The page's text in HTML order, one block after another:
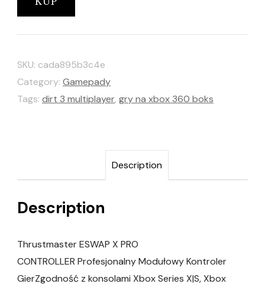
SKU: cada895b3c4e
Category: Gamepady
Tags: dirt 3 multiplayer, gry na xbox 360 boks
Description
Description
Thrustmaster ESWAP X PRO
CONTROLLER Profesjonalny Modułowy Kontroler
GierZgodność z konsolami Xbox Series X|S, Xbox